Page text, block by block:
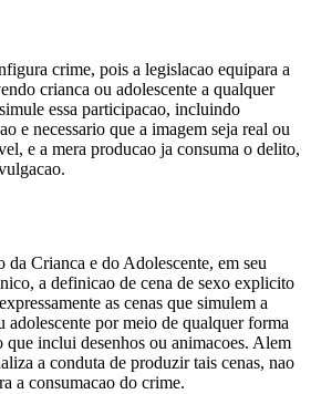
crime, pois a legislacao equipara a
crianca ou adolescente a qualquer
essa participacao, incluindo
e necessario que a imagem seja real ou
e a mera producao ja consuma o delito,
da Crianca e do Adolescente, em seu
a definicao de cena de sexo explicito
as cenas que simulem a
adolescente por meio de qualquer forma
que inclui desenhos ou animacoes. Alem
a conduta de produzir tais cenas, nao
a consumacao do crime.